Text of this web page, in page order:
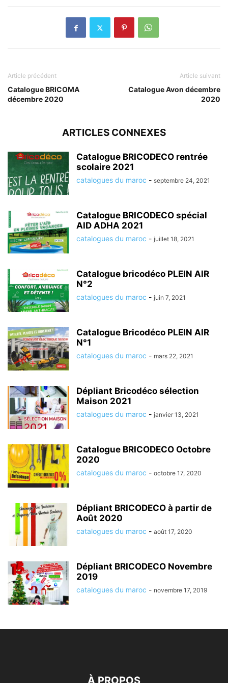
Article précédent
Catalogue BRICOMA
décembre 2020
Article suivant
Catalogue Avon décembre
2020
ARTICLES CONNEXES
Catalogue BRICODECO rentrée
scolaire 2021
catalogues du maroc - septembre 24, 2021
Catalogue BRICODECO spécial
AID ADHA 2021
catalogues du maroc - juillet 18, 2021
Catalogue bricodéco PLEIN AIR
N°2
catalogues du maroc - juin 7, 2021
Catalogue Bricodéco PLEIN AIR
N°1
catalogues du maroc - mars 22, 2021
Dépliant Bricodéco sélection
Maison 2021
catalogues du maroc - janvier 13, 2021
Catalogue BRICODECO Octobre
2020
catalogues du maroc - octobre 17, 2020
Dépliant BRICODECO à partir de
Août 2020
catalogues du maroc - août 17, 2020
Dépliant BRICODECO Novembre
2019
catalogues du maroc - novembre 17, 2019